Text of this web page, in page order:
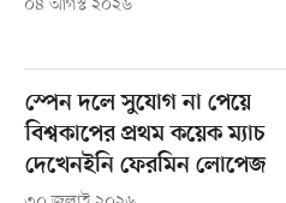
০৪ আগস্ট ২০২৬
স্পেন দলে সুযোগ না পেয়ে
বিশ্বকাপের প্রথম কয়েক ম্যাচ
দেখেনইনি ফেরমিন লোপেজ